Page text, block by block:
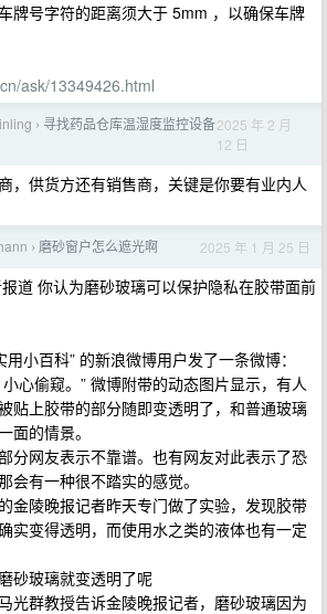
牌号字符的距离须大于 5mm ，以确保车牌
ask/13349426.html
› 寻找药品仓库温湿度监控设备2025 年 2 月
12 日
，供货方还有销售商，关键是你要有业内人
› 磨砂窗户怎么遮光啊 2025 年 1 月 25 日
道 你认为磨砂玻璃可以保护隐私在胶带面前
小百科” 的新浪微博用户发了一条微博：
心偷窥。” 微博附带的动态图片显示，有人
贴上胶带的部分随即变透明了，和普通玻璃
面的情景。
网友表示不靠谱。也有网友对此表示了恐
会有一种很不踏实的感觉。
陵晚报记者昨天专门做了实验，发现胶带
实变得透明，而使用水之类的液体也有一定
砂玻璃就变透明了呢
群教授告诉金陵晚报记者，磨砂玻璃因为